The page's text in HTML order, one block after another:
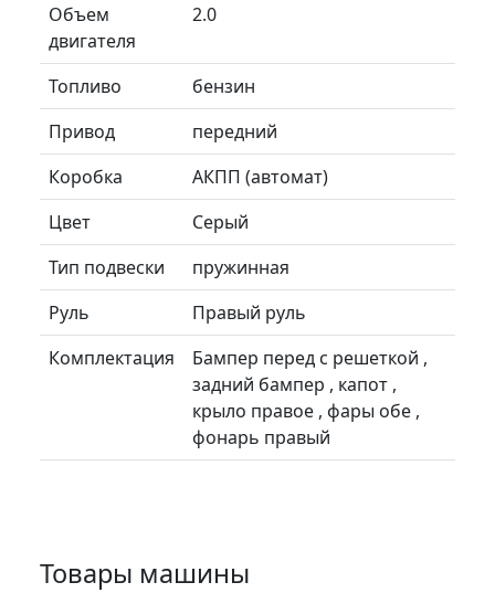
Объем
двигателя
2.0
Топливо
бензин
Привод
передний
Коробка
АКПП (автомат)
Цвет
Серый
Тип подвески
пружинная
Руль
Правый руль
Комплектация
Бампер перед с решеткой ,
задний бампер , капот ,
крыло правое , фары обе ,
фонарь правый
Товары машины